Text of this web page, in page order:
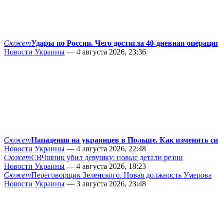
СюжетУдары по России. Чего достигла 40-дневная
Новости Украины — 4 августа 2026, 23:36
СюжетНападения на украинцев в Польше. Как изменить
Новости Украины — 4 августа 2026, 22:48
СюжетСВЧшник убил девушку: новые детали резни
Новости Украины — 4 августа 2026, 18:23
СюжетПереговорщик Зеленского. Новая должность Умерова
Новости Украины — 3 августа 2026, 23:48